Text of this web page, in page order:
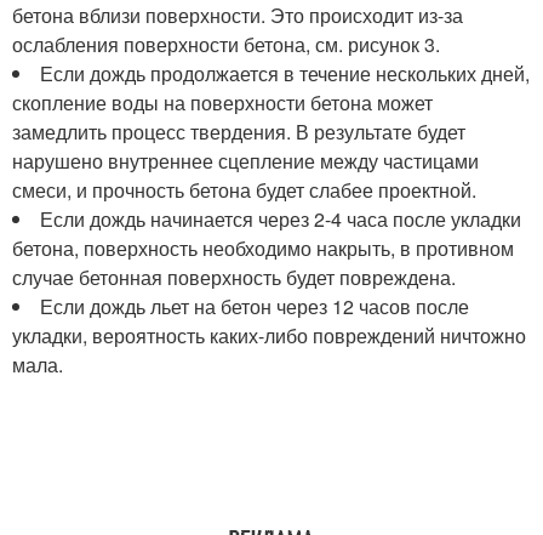
бетона вблизи поверхности. Это происходит из-за
ослабления поверхности бетона, см. рисунок 3.
Если дождь продолжается в течение нескольких дней,
скопление воды на поверхности бетона может
замедлить процесс твердения. В результате будет
нарушено внутреннее сцепление между частицами
смеси, и прочность бетона будет слабее проектной.
Если дождь начинается через 2-4 часа после укладки
бетона, поверхность необходимо накрыть, в противном
случае бетонная поверхность будет повреждена.
Если дождь льет на бетон через 12 часов после
укладки, вероятность каких-либо повреждений ничтожно
мала.